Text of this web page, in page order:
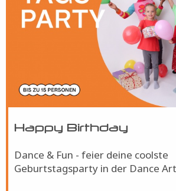
Happy Birthday
Dance & Fun - feier deine coolste
Geburtstagsparty in der Dance Art